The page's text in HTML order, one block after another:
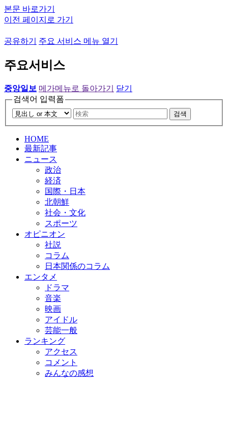
본문 바로가기
이전 페이지로 가기
공유하기 주요 서비스 메뉴 열기
주요서비스
중앙일보 메가메뉴로 돌아가기
닫기
검색어 입력폼
검색
HOME
最新記事
ニュース
政治
経済
国際・日本
北朝鮮
社会・文化
スポーツ
オピニオン
社説
コラム
日本関係のコラム
エンタメ
ドラマ
音楽
映画
アイドル
芸能一般
ランキング
アクセス
コメント
みんなの感想